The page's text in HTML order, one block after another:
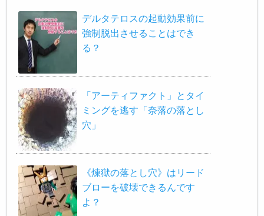
デルタテロスの起動効果前に
強制脱出させることはでき
る？
「アーティファクト」とタイ
ミングを逃す「奈落の落とし
穴」
《煉獄の落とし穴》はリード
ブローを破壊できるんです
よ？